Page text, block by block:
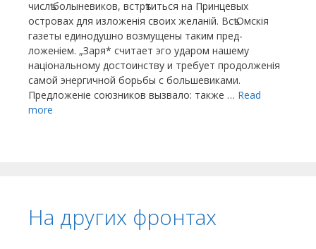
числѣ болыневиков, встрѣтиться на Принцевых
островах для изложенія своих желаній. Всѣ Омскія
газеты единодушно возмущены таким пред-
ложеніем. „Заря* считает эго ударом нашему
національному достоинству и требует продолженія
самой энергичной борьбы с большевиками.
Предложеніе союзников вызвало: также … Read
more
На других фронтах